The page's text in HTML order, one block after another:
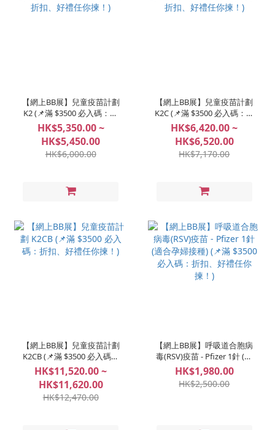
【網上BB展】兒童疫苗計劃
K2 (📌滿 $3500 必入碼：折
扣、好禮任你揀！)
HK$5,350.00 ~
HK$5,450.00
HK$6,000.00
【網上BB展】兒童疫苗計劃
K2C (📌滿 $3500 必入碼：折
扣、好禮任你揀！)
HK$6,420.00 ~
HK$6,520.00
HK$7,170.00
【網上BB展】兒童疫苗計劃
K2CB (📌滿 $3500 必入碼：
折扣、好禮任你揀！)
HK$11,520.00 ~
HK$11,620.00
HK$12,470.00
【網上BB展】呼吸道合胞病
毒(RSV)疫苗 - Pfizer 1針 (適
合孕婦接種) (📌滿 $3500 必
入碼：折扣、好禮任你揀！)
HK$1,980.00
HK$2,500.00